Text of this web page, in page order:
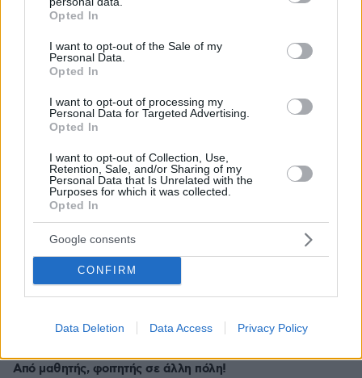
grant or deny consent to Google and its third-party tags to
use your data for below specified purposes in below Google
consent section.
Opted In
I want to opt-out of the Sale of my
Personal Data.
Opted In
I want to opt-out of processing my
Personal Data for Targeted Advertising.
Opted In
I want to opt-out of Collection, Use,
Retention, Sale, and/or Sharing of my
Personal Data that Is Unrelated with the
Purposes for which it was collected.
Opted In
Google consents
CONFIRM
Data Deletion Data Access Privacy Policy
Από μαθητής, φοιτητής σε άλλη πόλη!